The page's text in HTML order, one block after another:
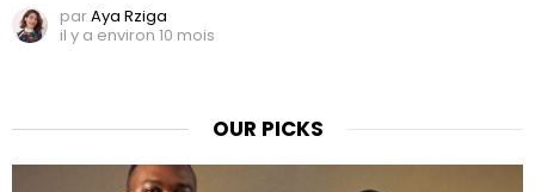
parAya Rziga
il y a environ 10 mois
OUR PICKS